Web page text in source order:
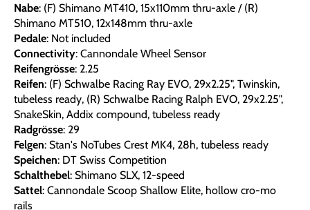
Nabe: (F) Shimano MT410, 15x110mm thru-axle / (R)
Shimano MT510, 12x148mm thru-axle
Pedale: Not included
Connectivity: Cannondale Wheel Sensor
Reifengrösse: 2.25
Reifen: (F) Schwalbe Racing Ray EVO, 29x2.25", Twinskin,
tubeless ready, (R) Schwalbe Racing Ralph EVO, 29x2.25",
SnakeSkin, Addix compound, tubeless ready
Radgrösse: 29
Felgen: Stan's NoTubes Crest MK4, 28h, tubeless ready
Speichen: DT Swiss Competition
Schalthebel: Shimano SLX, 12-speed
Sattel: Cannondale Scoop Shallow Elite, hollow cro-mo
rails